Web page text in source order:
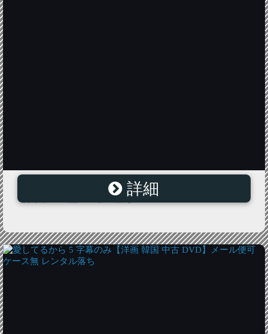
シンデレラ 11 字幕のみ【洋画 韓国 中古 DVD】メール
便可 ケース無 レンタル落ち
詳細